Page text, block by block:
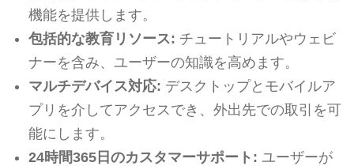
機能を提供します。
包括的な教育リソース: チュートリアルやウェビ
ナーを含み、ユーザーの知識を高めます。
マルチデバイス対応: デスクトップとモバイルア
プリを介してアクセスでき、外出先での取引を可
能にします。
24時間365日のカスタマーサポート: ユーザーが